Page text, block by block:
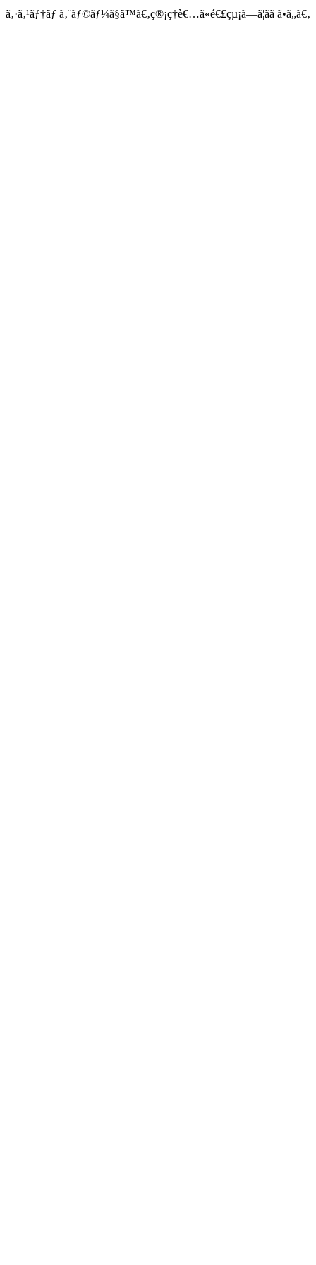
ã‚·ã‚¹ãƒ†ãƒ ã‚¨ãƒ©ãƒ¼ã§ã™ã€‚ç®¡ç†è€…ã«é€£çµ¡ã—ã¦ãã ã•ã„ã€‚